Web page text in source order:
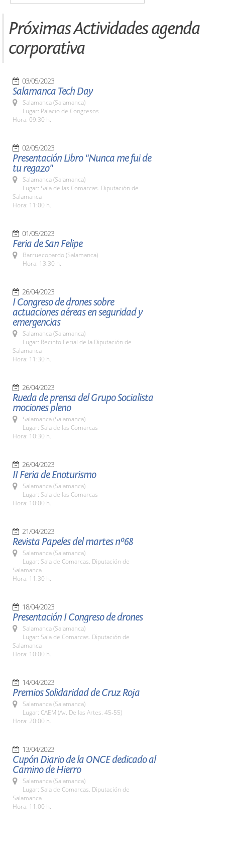
Próximas Actividades agenda
corporativa
03/05/2023
Salamanca Tech Day
Salamanca (Salamanca)
Lugar: Palacio de Congresos
Hora: 09:30 h.
02/05/2023
Presentación Libro "Nunca me fui de
tu regazo"
Salamanca (Salamanca)
Lugar: Sala de las Comarcas. Diputación de
Salamanca
Hora: 11:00 h.
01/05/2023
Feria de San Felipe
Barruecopardo (Salamanca)
Hora: 13:30 h.
26/04/2023
I Congreso de drones sobre
actuaciones aéreas en seguridad y
emergencias
Salamanca (Salamanca)
Lugar: Recinto Ferial de la Diputación de
Salamanca
Hora: 11:30 h.
26/04/2023
Rueda de prensa del Grupo Socialista
mociones pleno
Salamanca (Salamanca)
Lugar: Sala de las Comarcas
Hora: 10:30 h.
26/04/2023
II Feria de Enoturismo
Salamanca (Salamanca)
Lugar: Sala de las Comarcas
Hora: 10:00 h.
21/04/2023
Revista Papeles del martes nº68
Salamanca (Salamanca)
Lugar: Sala de Comarcas. Diputación de
Salamanca
Hora: 11:30 h.
18/04/2023
Presentación I Congreso de drones
Salamanca (Salamanca)
Lugar: Sala de Comarcas. Diputación de
Salamanca
Hora: 10:00 h.
14/04/2023
Premios Solidaridad de Cruz Roja
Salamanca (Salamanca)
Lugar: CAEM (Av. De las Artes. 45-55)
Hora: 20:00 h.
13/04/2023
Cupón Diario de la ONCE dedicado al
Camino de Hierro
Salamanca (Salamanca)
Lugar: Sala de Comarcas. Diputación de
Salamanca
Hora: 11:00 h.